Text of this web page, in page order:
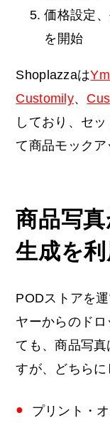
価格設定
を開始
Shoplazzaは
Customily、
しており、セ
て商品モックア
商品写
生成を
PODストアを
ヤーからのド
ても、商品写
すが、どちらに
プリント・